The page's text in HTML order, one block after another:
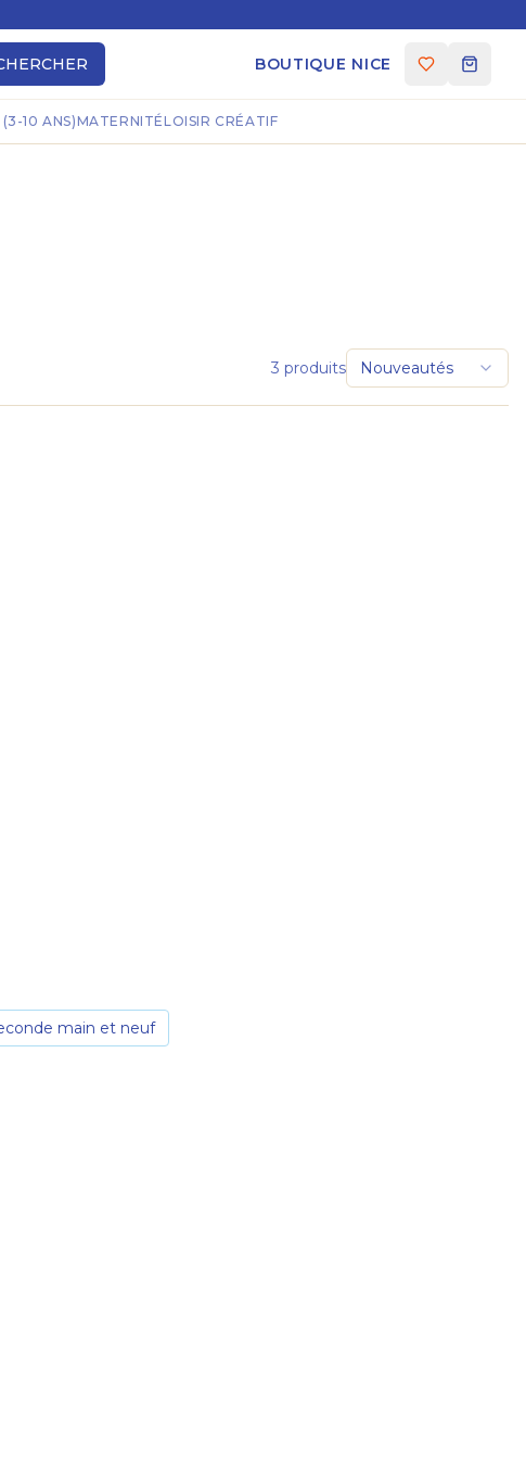
BOUTIQUE NICE
10 ANS)MATERNITÉLOISIR CRÉATIF
3 produits Nouveautés
main et neuf